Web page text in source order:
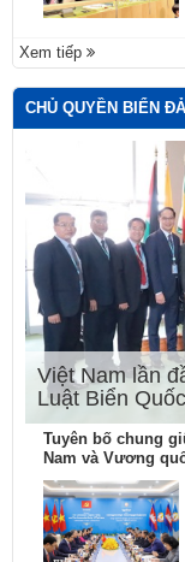
Xem tiếp
CHỦ QUYỀN BIỂN
Việt Nam lần
Luật Biển
Tuyên bố chung
Nam và Vương